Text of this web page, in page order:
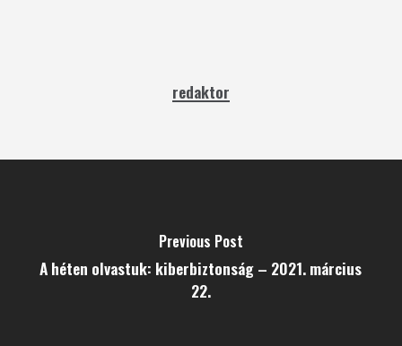
redaktor
Previous Post
A héten olvastuk: kiberbiztonság – 2021. március
22.